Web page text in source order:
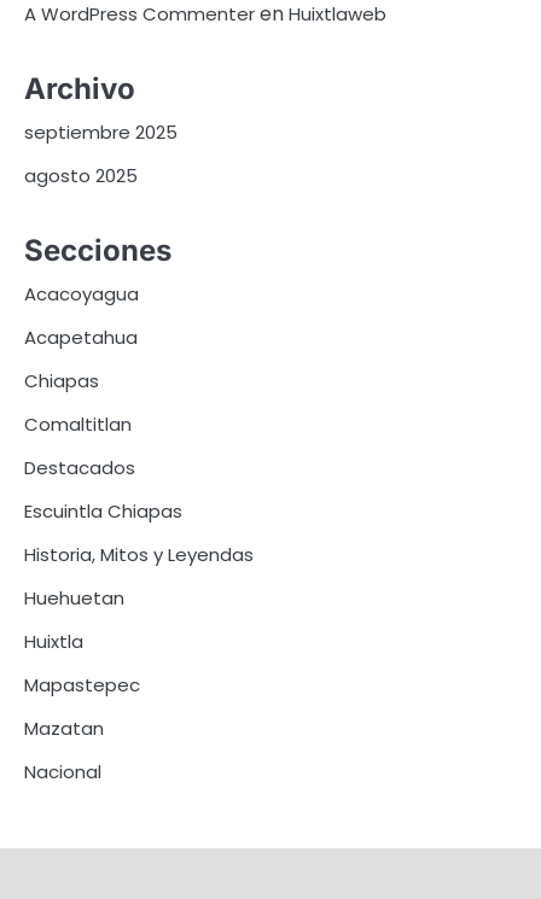
A WordPress CommenterenHuixtlaweb
Archivo
septiembre 2025
agosto 2025
Secciones
Acacoyagua
Acapetahua
Chiapas
Comaltitlan
Destacados
Escuintla Chiapas
Historia, Mitos y Leyendas
Huehuetan
Huixtla
Mapastepec
Mazatan
Nacional